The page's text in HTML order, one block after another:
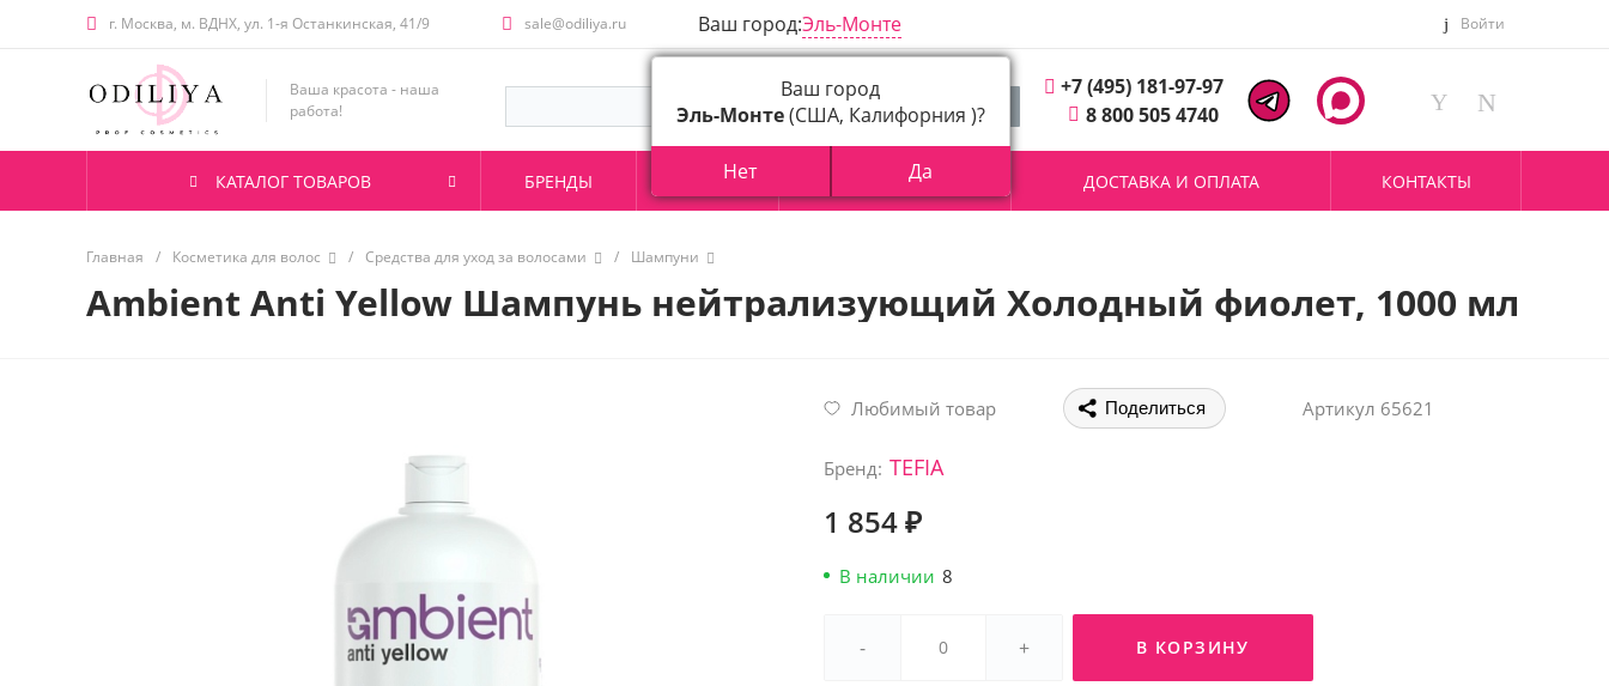
г. Москва, м. ВДНХ, ул. 1-я Останкинская, 41/9 sale@odiliya.ru Ваш город:Эль-Монте Войти
Ваша красота - наша
работа!
+7 (495) 181-97-97
8 800 505 4740
КАТАЛОГ ТОВАРОВ БРЕНДЫ АКЦИИ О КОМПАНИИ ДОСТАВКА И ОПЛАТА КОНТАКТЫ
Главная / Косметика для волос / Средства для уход за волосами / Шампуни
Ambient Anti Yellow Шампунь нейтрализующий Холодный фиолет, 1000 мл
Любимый товар Поделиться Артикул 65621
Бренд: TEFIA
1 854 ₽
В наличии 8
- + В КОРЗИНУ
Ваш город
Эль-Монте(США, Калифорния )?
Нет Да